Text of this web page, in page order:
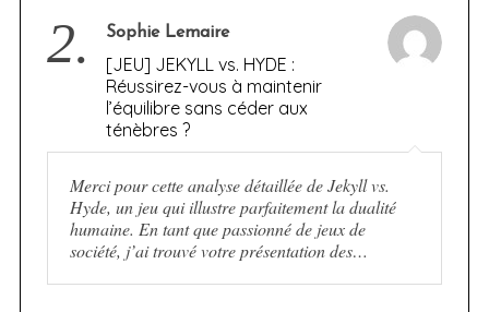
2. Sophie Lemaire
[JEU] JEKYLL vs. HYDE :
Réussirez-vous à maintenir
l’équilibre sans céder aux
ténèbres ?
Merci pour cette analyse détaillée de Jekyll vs.
Hyde, un jeu qui illustre parfaitement la dualité
humaine. En tant que passionné de jeux de
société, j’ai trouvé votre présentation des…